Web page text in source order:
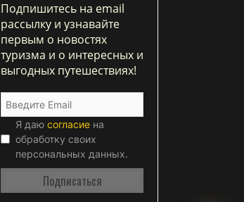
Подпишитесь на email
рассылку и узнавайте
первым о новостях
туризма и о интересных и
выгодных путешествиях!
Я даю согласие на
обработку своих
персональных данных.